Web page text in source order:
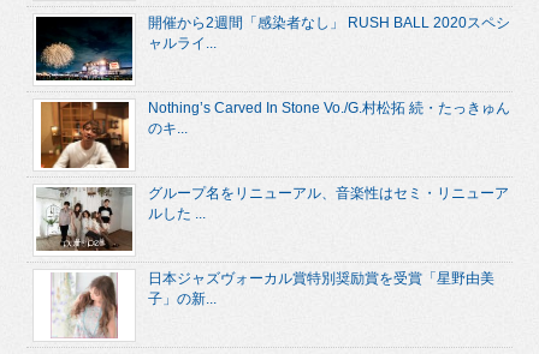
開催から2週間「感染者なし」 RUSH BALL 2020スペシ
ャルライ...
Nothing’s Carved In Stone Vo./G.村松拓 続・たっきゅん
のキ...
グループ名をリニューアル、音楽性はセミ・リニューア
ルした ...
日本ジャズヴォーカル賞特別奨励賞を受賞「星野由美
子」の新...